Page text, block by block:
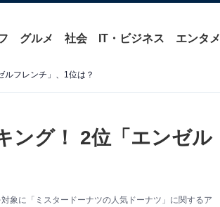
グルメ 社会 IT・ビジネス エンタメ
ルフレンチ」、1位は？
ング！ 2位「エンゼル
象に「ミスタードーナツの人気ドーナツ」に関するア